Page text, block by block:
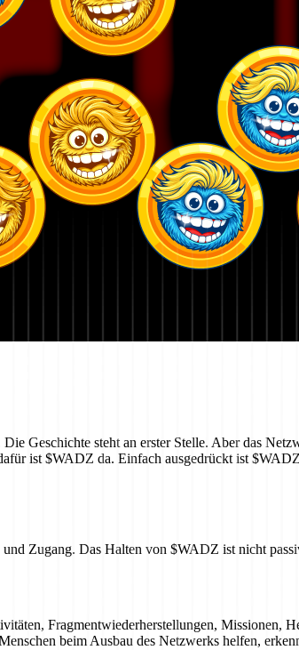
Geschichte steht an erster Stelle. Aber das
ist $WADZ da. Einfach ausgedrückt ist
Zugang. Das Halten von $WADZ ist nicht
Fragmentwiederherstellungen, Missionen,
beim Ausbau des Netzwerks helfen,